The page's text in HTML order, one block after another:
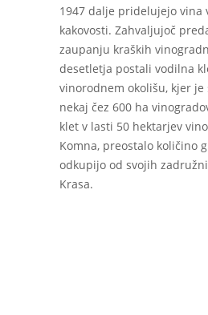
1947 dalje pridelujejo vina
kakovosti. Zahvaljujoč
zaupanju kraških
desetletja postali vodilna
vinorodnem okolišu, kjer
nekaj čez 600 ha
klet v lasti 50 hektarjev
Komna, preostalo količino
odkupijo od svojih
Krasa.